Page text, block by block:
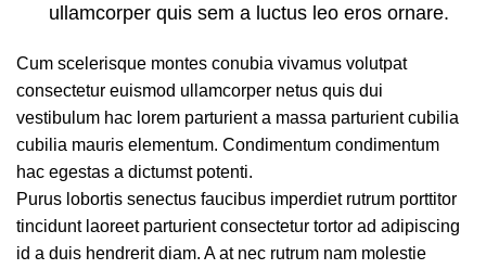
ullamcorper quis sem a luctus leo eros ornare.
Cum scelerisque montes conubia vivamus volutpat
consectetur euismod ullamcorper netus quis dui
vestibulum hac lorem parturient a massa parturient cubilia
cubilia mauris elementum. Condimentum condimentum
hac egestas a dictumst potenti.
Purus lobortis senectus faucibus imperdiet rutrum porttitor
tincidunt laoreet parturient consectetur tortor ad adipiscing
id a duis hendrerit diam. A at nec rutrum nam molestie